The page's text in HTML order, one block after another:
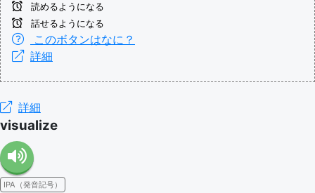
読めるようになる
話せるようになる
このボタンはなに？
詳細
詳細
visualize
IPA（発音記号）